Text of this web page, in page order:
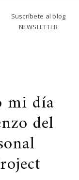
Suscríbete al blog
NEWSLETTER
mi día
del